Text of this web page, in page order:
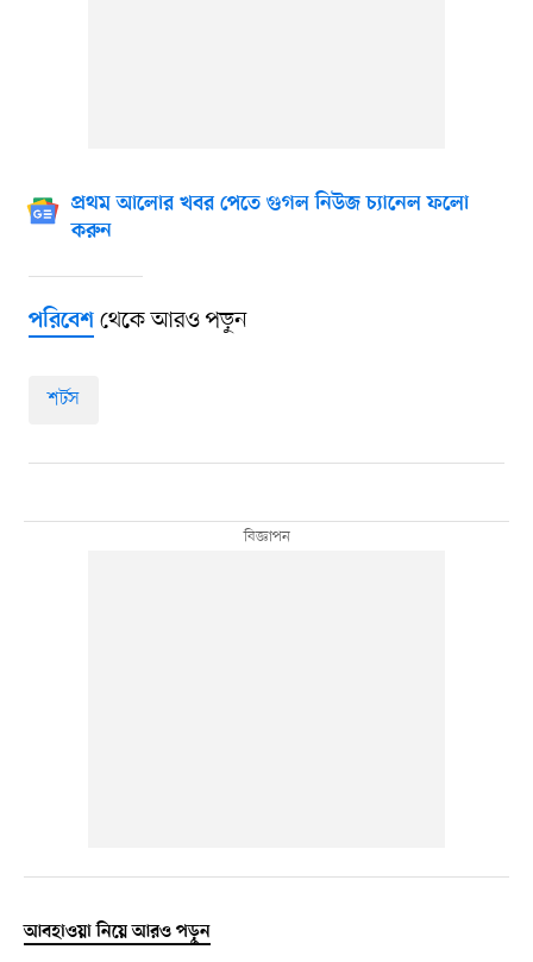
প্রথম আলোর খবর পেতে গুগল নিউজ চ্যানেল ফলো
করুন
পরিবেশথেকে আরও পড়ুন
শর্টস
আবহাওয়া নিয়ে আরও পড়ুন